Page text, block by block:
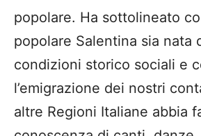
era in Servizio di Leva.
che ha visto un’ Italia unita
nella danza.
Molti altri temi sono stati
l’esibizione di canti, quali